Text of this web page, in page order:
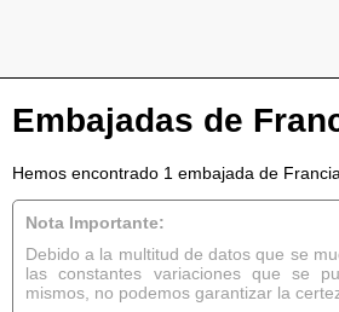
Embajadas de
Hemos encontrado 1 embajada de
Nota Importante:
Debido a la multitud de datos que se
las constantes variaciones que se
mismos, no podemos garantizar la